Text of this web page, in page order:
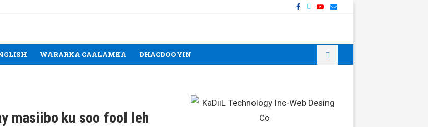
WARARKA CAALAMKA DHACDOOYIN
masiibo ku soo fool leh